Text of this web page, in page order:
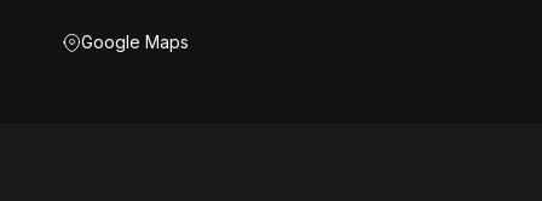
Google Maps